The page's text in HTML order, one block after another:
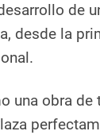
de
desde la
una obra de